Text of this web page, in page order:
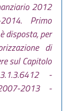
2012
Primo
disposta, per
di
sul Capitolo
-
2013 -